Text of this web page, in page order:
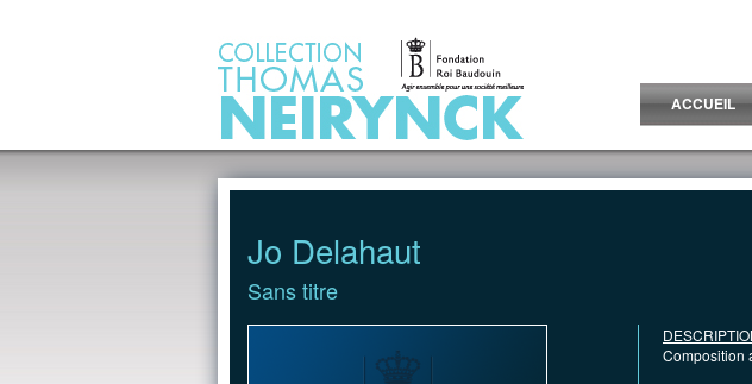
ACCUEIL
Jo Delahaut
Sans titre
Composition